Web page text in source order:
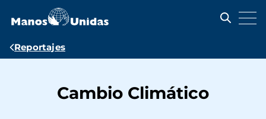
contenido
Ruta
Reportajes
Cambio Climático